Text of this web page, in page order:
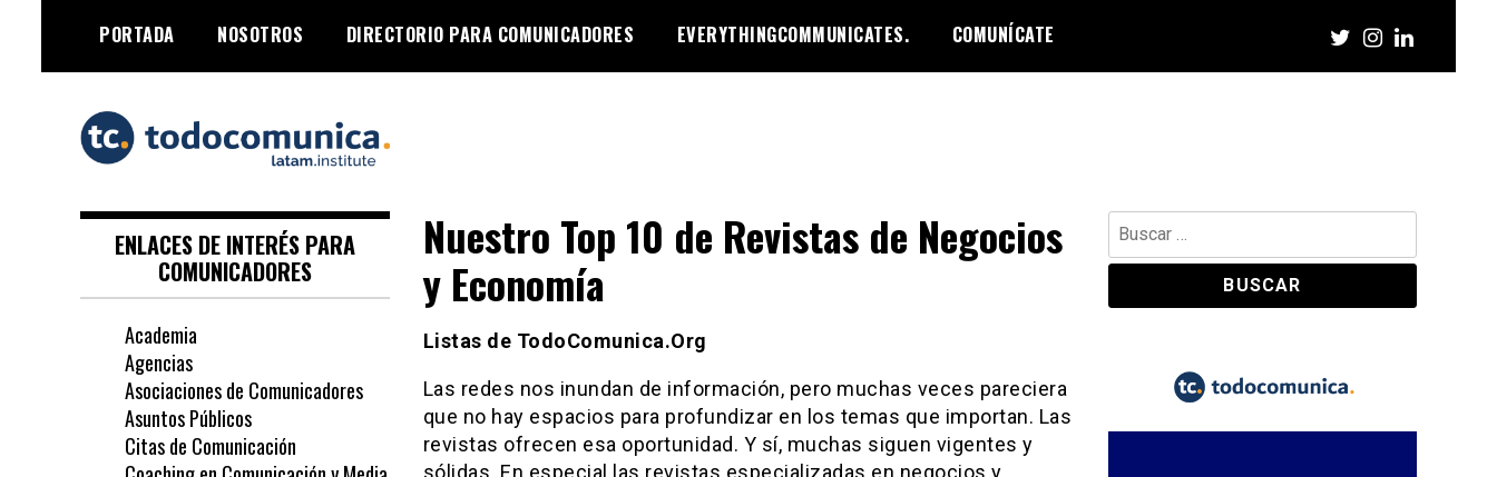
content
PORTADA NOSOTROS DIRECTORIO PARA COMUNICADORES EVERYTHINGCOMMUNICATES. COMUNÍCATE
TodoComunica x
LATAM Institute
Nuestro Top 10 de Revistas de Negocios
y Economía
Listas de TodoComunica.Org
Las redes nos inundan de información, pero muchas veces pareciera
que no hay espacios para profundizar en los temas que importan. Las
revistas ofrecen esa oportunidad. Y sí, muchas siguen vigentes y
sólidas. En especial las revistas especializadas en negocios y
ENLACES DE INTERÉS PARA
COMUNICADORES
Academia
Agencias
Asociaciones de Comunicadores
Asuntos Públicos
Citas de Comunicación
Buscar: